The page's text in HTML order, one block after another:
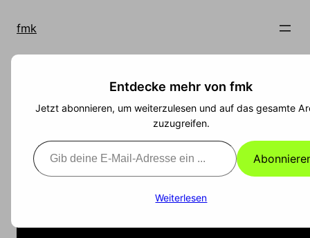
Inhalt
fmk
Nicht in meinem
Entdecke mehr von fmk
Jetzt abonnieren, um weiterzulesen und auf das gesamte
zuzugreifen.
Gib deine E-Mail-Adresse ein ...
Weiterlesen